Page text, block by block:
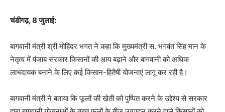
चंडीगढ़, 8 जुलाई:
बागवानी मंत्री श्री मोहिंदर भगत ने कहा कि मुख्यमंत्री स. भगवंत सिंह मान के
नेतृत्व में पंजाब सरकार किसानों की आय बढ़ाने और बागवानी को अधिक
लाभदायक बनाने के लिए कई किसान-हितैषी योजनाएं लागू कर रही है।
बागवानी मंत्री ने बताया कि फूलों की खेती को पुष्पित करने के उद्देश्य से सरकार